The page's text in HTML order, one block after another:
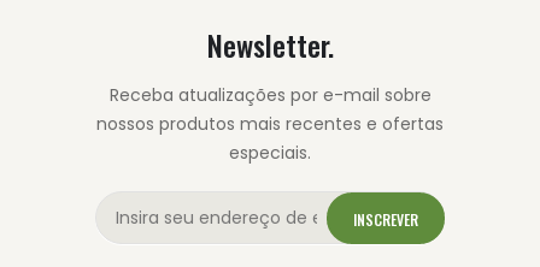
Newsletter.
Receba atualizações por e-mail sobre
nossos produtos mais recentes e ofertas
especiais.
INSCREVER